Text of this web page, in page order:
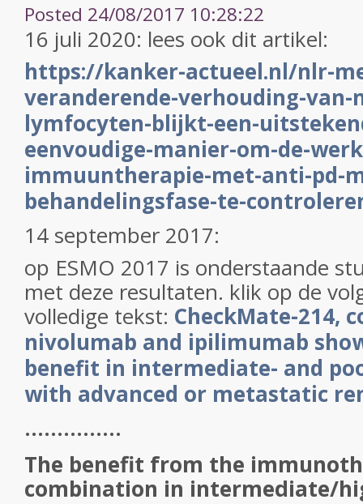
Posted 24/08/2017 10:28:22
16 juli 2020: lees ook dit artikel:
https://kanker-actueel.nl/nlr-
veranderende-verhouding-
lymfocyten-blijkt-een-
eenvoudige-manier-om-de-
immuuntherapie-met-anti-pd-
behandelingsfase-te-
14 september 2017:
op ESMO 2017 is onderstaande
met deze resultaten. klik op de
volledige tekst: CheckMate-214,
nivolumab and ipilimumab
benefit in intermediate- and
with advanced or metastatic
...............
The benefit from the
combination in intermediate/